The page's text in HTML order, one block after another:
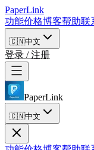
PaperLink
功能价格博客帮助联
🇨🇳中文
登录 / 注册
PaperLink
🇨🇳中文